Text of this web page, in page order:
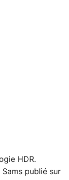
HDR.
publié sur